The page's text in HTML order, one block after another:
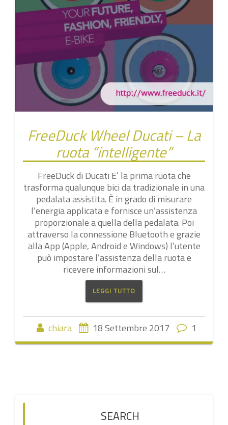
FreeDuck Wheel Ducati – La
ruota “intelligente”
FreeDuck di Ducati E’ la prima ruota che
trasforma qualunque bici da tradizionale in una
pedalata assistita. È in grado di misurare
l’energia applicata e fornisce un’assistenza
proporzionale a quella della pedalata. Poi
attraverso la connessione Bluetooth e grazie
alla App (Apple, Android e Windows) l’utente
può impostare l’assistenza della ruota e
ricevere informazioni sul…
LEGGI TUTTO
chiara 18 Settembre 2017 1
SEARCH